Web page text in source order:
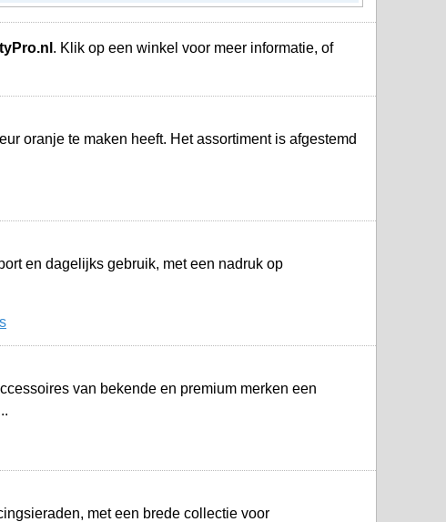
. Klik op een winkel voor meer informatie, of
oranje te maken heeft. Het assortiment is afgestemd
en dagelijks gebruik, met een nadruk op
van bekende en premium merken een
met een brede collectie voor